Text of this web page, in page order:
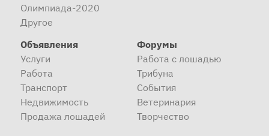
Олимпиада-2020
Другое
Объявления
Услуги
Работа
Транспорт
Недвижимость
Продажа лошадей
Форумы
Работа с лошадью
Трибуна
События
Ветеринария
Творчество